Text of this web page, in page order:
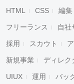
HTML CSS 編集
フリーランス 自社
採用 スカウト
新規事業 ディレク
UIUX 運用 バッ